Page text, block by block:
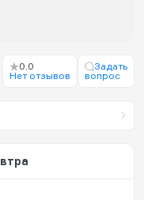
0.0
Нет отзывов
Задать
вопрос